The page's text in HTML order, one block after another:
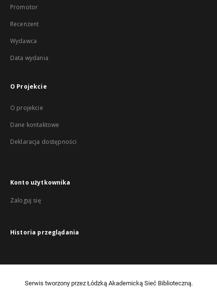
Promotor
Recenzent
Wydawca
Data wydania
O Projekcie
O projekcie
Dane kontaktowe
Deklaracja dostępności
Konto użytkownika
Zaloguj się
Historia przeglądania
Serwis tworzony przez Łódzką Akademicką Sieć Biblioteczną.